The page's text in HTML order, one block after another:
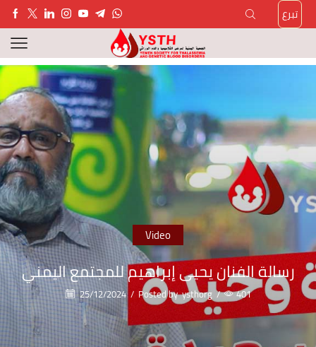
تبرع
Video
رسالة الفنان يحيى إبراهيم للمجتمع اليمني
25/12/2024 / Posted by ysthorg / 401